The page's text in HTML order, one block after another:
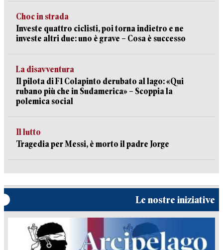
Choc in strada
Investe quattro ciclisti, poi torna indietro e ne
investe altri due: uno è grave – Cosa è successo
La disavventura
Il pilota di F1 Colapinto derubato al lago: «Qui
rubano più che in Sudamerica» – Scoppia la
polemica social
Il lutto
Tragedia per Messi, è morto il padre Jorge
Le nostre iniziative